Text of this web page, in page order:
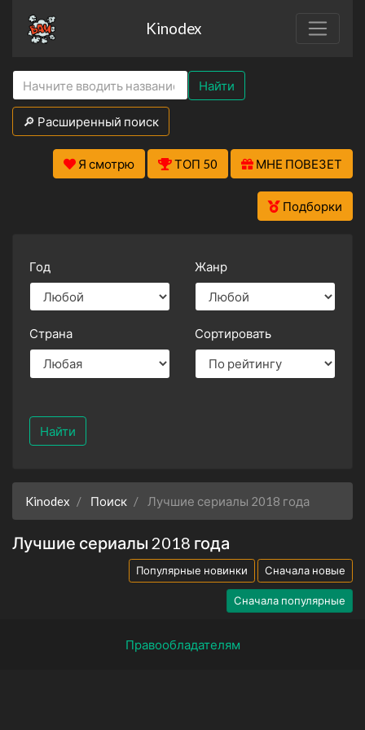
Kinodex
Найти
🔎 Расширенный поиск
Я смотрю ТОП 50 МНЕ ПОВЕЗЕТ
Подборки
Год Жанр
Страна Сортировать
Найти
Kinodex Поиск Лучшие сериалы 2018 года
Лучшие сериалы 2018 года
Популярные новинки Сначала новые
Сначала популярные
Правообладателям